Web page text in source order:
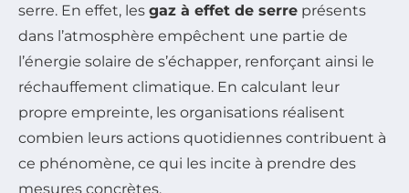
serre. En effet, les gaz à effet de serre présents
dans l’atmosphère empêchent une partie de
l’énergie solaire de s’échapper, renforçant ainsi le
réchauffement climatique. En calculant leur
propre empreinte, les organisations réalisent
combien leurs actions quotidiennes contribuent à
ce phénomène, ce qui les incite à prendre des
mesures concrètes.